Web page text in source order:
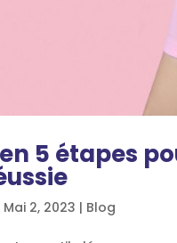
5 étapes
Mai 2, 2023 | Blog